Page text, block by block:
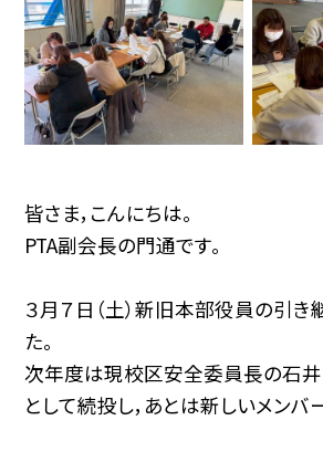
皆さま，こんにちは。
PTA副会長の門通です。
３月７日（土）新旧本部役員の引き
た。
次年度は現校区安全委員長の石
として続投し，あとは新しいメンバ